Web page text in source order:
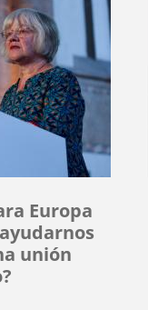
Europa
unión